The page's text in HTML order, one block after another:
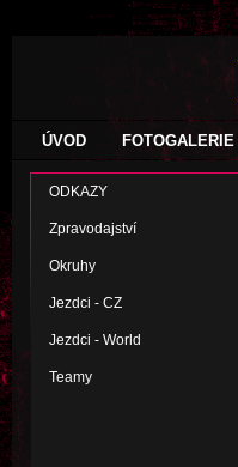
ÚVOD FOTOGALERIE
ODKAZY
Zpravodajství
Okruhy
Jezdci - CZ
Jezdci - World
Teamy